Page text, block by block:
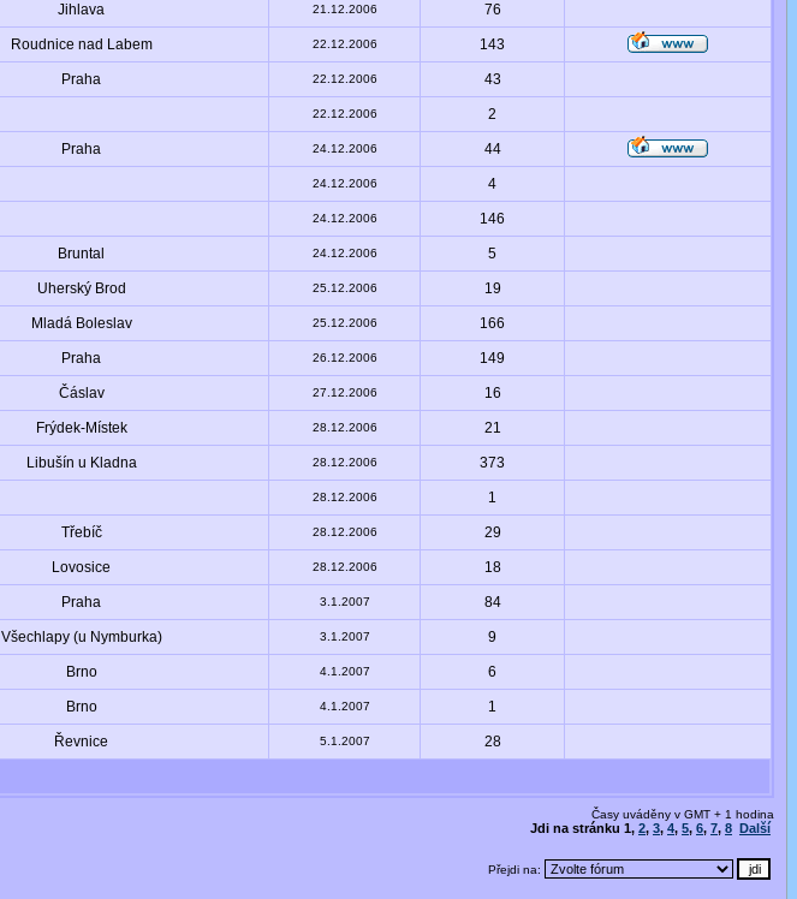
Jihlava 21.12.2006 76
Roudnice nad Labem 22.12.2006 143
Praha 22.12.2006 43
22.12.2006 2
Praha 24.12.2006 44
24.12.2006 4
24.12.2006 146
Bruntal 24.12.2006 5
Uherský Brod 25.12.2006 19
Mladá Boleslav 25.12.2006 166
Praha 26.12.2006 149
Čáslav 27.12.2006 16
Frýdek-Místek 28.12.2006 21
Libušín u Kladna 28.12.2006 373
28.12.2006 1
Třebíč 28.12.2006 29
Lovosice 28.12.2006 18
Praha 3.1.2007 84
Všechlapy (u Nymburka) 3.1.2007 9
Brno 4.1.2007 6
Brno 4.1.2007 1
Řevnice 5.1.2007 28
Časy uváděny v GMT + 1 hodina
Jdi na stránku 1, 2, 3, 4, 5, 6, 7, 8 Další
Přejdi na: